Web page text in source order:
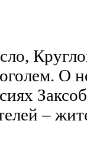
О
–